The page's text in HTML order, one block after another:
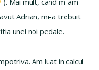
Adrian, mi-a trebuit
unei noi pedale.
Am luat in calcul